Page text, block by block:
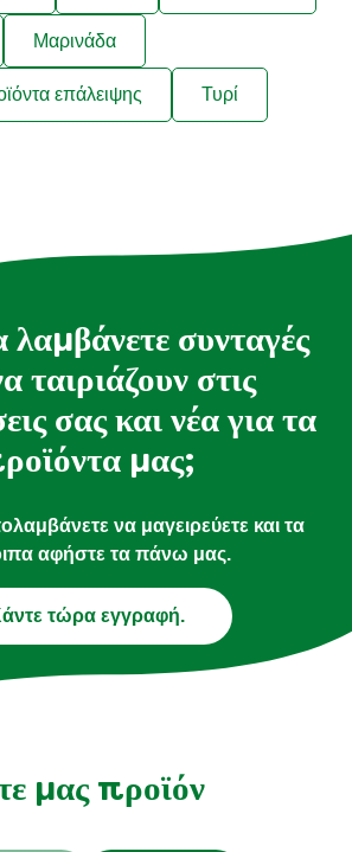
Μαρινάδα
επάλειψης Τυρί
λαμβάνετε συνταγές
ταιριάζουν στις
σας και νέα για τα
μας;
να μαγειρεύετε και τα
αφήστε τα πάνω μας.
τώρα εγγραφή.
μας προϊόν